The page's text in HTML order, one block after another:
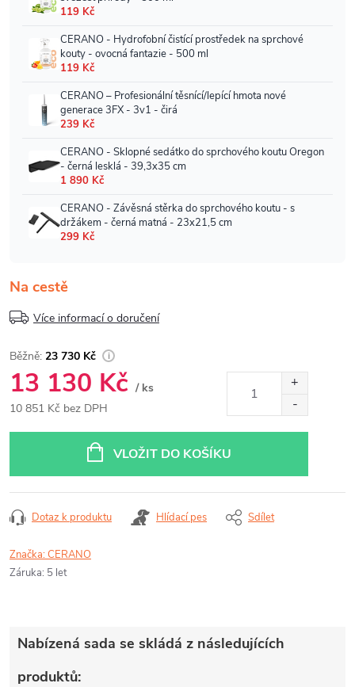
Na cestě
Více informací o doručení
23 730 Kč
13 130 Kč / ks
10 851 Kč bez DPH
VLOŽIT DO KOŠÍKU
Dotaz k produktu Hlídací pes Sdílet
Značka:CERANO
Záruka: 5 let
Nabízená sada se skládá z následujících
produktů: